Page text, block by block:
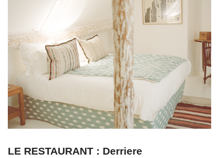
LE RESTAURANT : Derriere